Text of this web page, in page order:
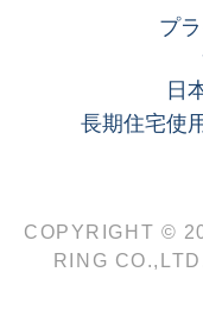
プ
日
長期住宅使
COPYRIGHT ©
RING